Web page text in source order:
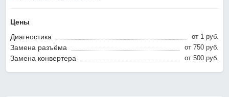
Цены
Диагностика
от 1 pyб.
Замена разъёма от 750 pyб.
Замена конвертера от 500 pyб.